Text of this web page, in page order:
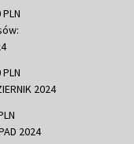
2024
2024